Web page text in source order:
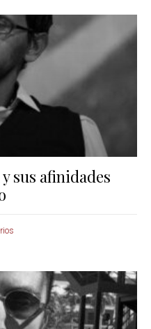
sus afinidades